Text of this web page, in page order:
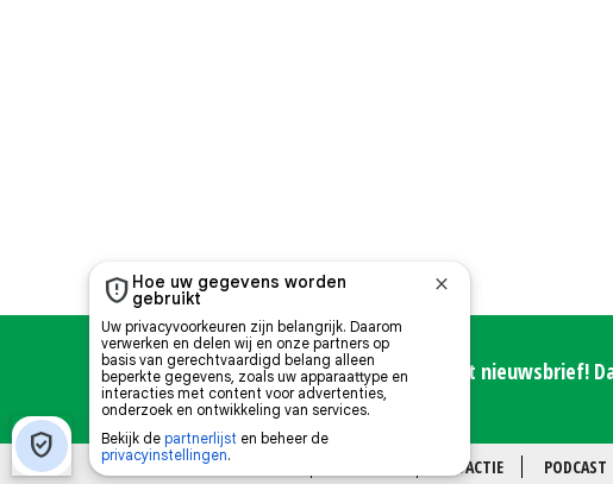
Meld u hier aan voor de Nieuwe Oogst nieuwsbrief!
OVER ONS REDACTIE PODCAST